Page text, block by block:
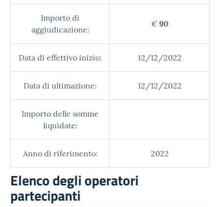
Importo di
aggiudicazione:
€ 90
Data di effettivo inizio: 12/12/2022
Data di ultimazione: 12/12/2022
Importo delle somme
liquidate:
Anno di riferimento: 2022
Elenco degli operatori
partecipanti